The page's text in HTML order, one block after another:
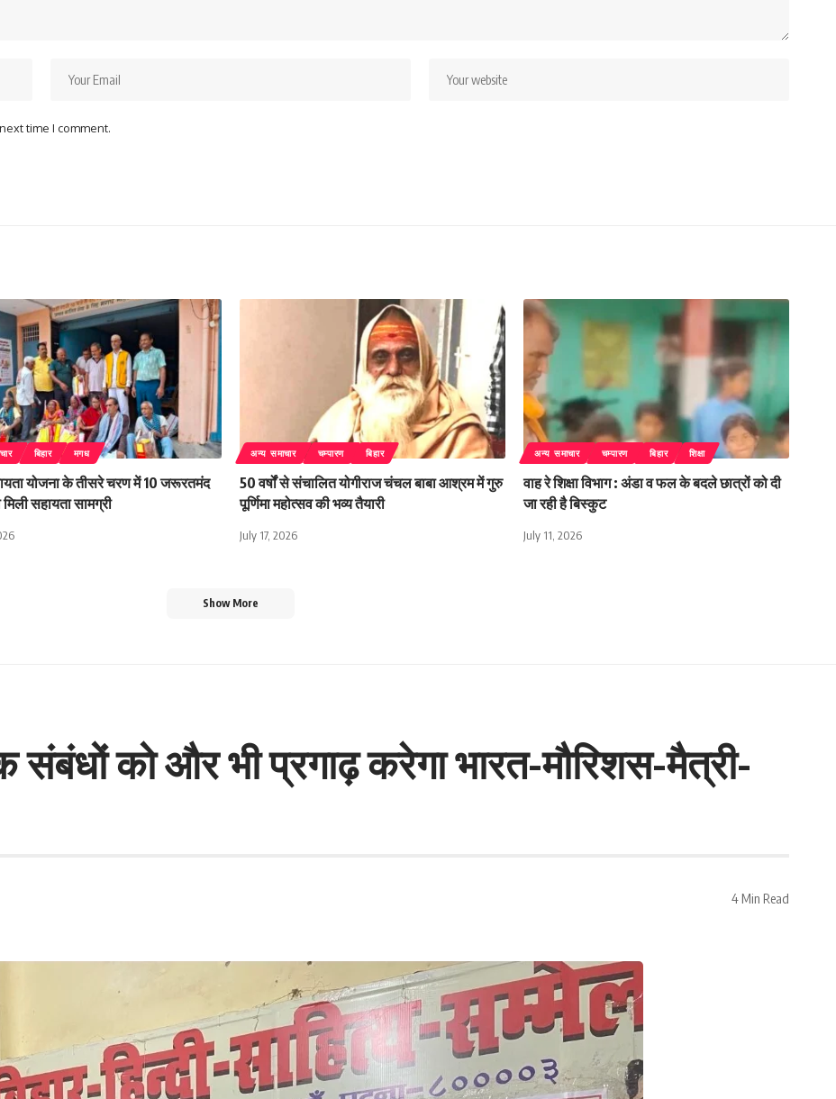
time I comment.
बिहार मगध
योजना के तीसरे चरण में 10 जरूरतमंद
मिली सहायता सामग्री
अन्य समाचार चम्पारण बिहार
50 वर्षों से संचालित योगीराज चंचल बाबा आश्रम में गुरु
पूर्णिमा महोत्सव की भव्य तैयारी
July 17, 2026
अन्य समाचार चम्पारण बिहार शिक्षा
वाह रे शिक्षा विभाग : अंडा व फल के बदले छात्रों को दी
जा रही है बिस्कुट
July 11, 2026
Show More
संबंधों को और भी प्रगाढ़ करेगा भारत-मौरिशस-मैत्री-
4 Min Read